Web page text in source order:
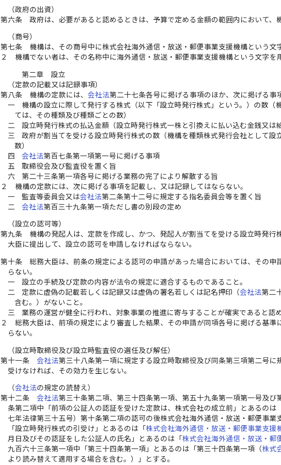
（政府の出資）
第六条
政府は、必要があると認めるときは、予算で定める金額の範囲内において、
（商号）
第七条
機構は、その商号中に株式会社海外通信・放送・郵便事業支援機構という文
２
機構でない者は、その名称中に海外通信・放送・郵便事業支援機構という文字を
第二章 設立
（定款の記載又は記録事項）
第八条
機構の定款には、 会社法第二十七条各号に掲げる事項のほか、次に掲げる事
一
機構の設立に際して発行する株式（以下「設立時発行株式」という。）の数
ては、その種類及び種類ごとの数）
二
設立時発行株式の払込金額（設立時発行株式一株と引換えに払い込む金銭又は
三
政府が割当てを受ける設立時発行株式の数（機構を種類株式発行会社として
数）
四
会社法第百七条第一項第一号に掲げる事項
五
取締役会及び監査役を置く旨
六
第二十三条第一項各号に掲げる業務の完了により解散する旨
２
機構の定款には、次に掲げる事項を記載し、又は記録してはならない。
一
監査等委員会又は会社法第二条第十二号に規定する指名委員会等を置く旨
二
会社法第百三十九条第一項ただし書の別段の定め
（設立の認可等）
第九条
機構の発起人は、定款を作成し、かつ、発起人が割当てを受ける設立時発
大臣に提出して、設立の認可を申請しなければならない。
第十条
総務大臣は、前条の規定による認可の申請があった場合においては、その
らない。
一
設立の手続及び定款の内容が法令の規定に適合するものであること。
二
定款に虚偽の記載若しくは記録又は虚偽の署名若しくは記名押印（会社法第二
含む。）がないこと。
三
業務の運営が健全に行われ、対象事業の推進に寄与することが確実であると認
２
総務大臣は、前項の規定により審査した結果、その申請が同項各号に掲げる基
らない。
（設立時取締役及び設立時監査役の選任及び解任）
第十一条
会社法第三十八条第一項に規定する設立時取締役及び同条第三項第二号
受けなければ、その効力を生じない。
（会社法の規定の読替え）
第十二条
会社法第三十条第二項、第三十四条第一項、第五十九条第一項第一号及
条第二項中「前項の公証人の認証を受けた定款は、株式会社の成立前」とあるのは
七年法律第三十五号）第十条第二項の認可の後株式会社海外通信・放送・郵便事
「設立時発行株式の引受け」とあるのは「株式会社海外通信・放送・郵便事業支援
月日及びその認証をした公証人の氏名」とあるのは「株式会社海外通信・放送・郵
九百六十三条第一項中「第三十四条第一項」とあるのは「第三十四条第一項（株式
より読み替えて適用する場合を含む。）」とする。